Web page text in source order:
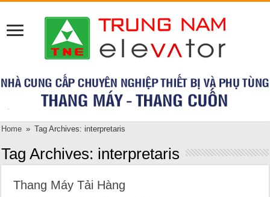
Home » Tag Archives: interpretaris
Tag Archives: interpretaris
Thang Máy Tải Hàng